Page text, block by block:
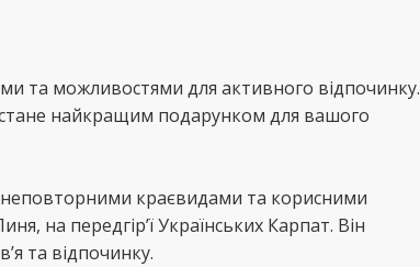
та можливостями для активного відпочинку.
найкращим подарунком для вашого
неповторними краєвидами та корисними
на передгір’ї Українських Карпат. Він
та відпочинку.